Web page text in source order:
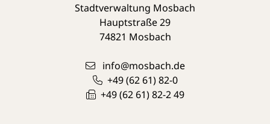
Stadtverwaltung Mosbach
Hauptstraße 29
74821 Mosbach
info@mosbach.de
+49 (62 61) 82-0
+49 (62 61) 82-2 49